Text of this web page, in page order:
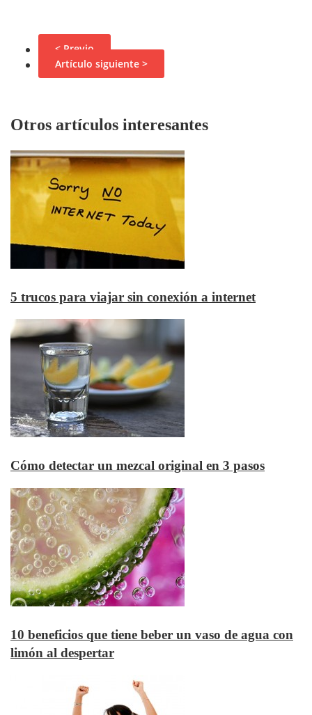
< Previo
Artículo siguiente >
Otros artículos interesantes
5 trucos para viajar sin conexión a internet
Cómo detectar un mezcal original en 3 pasos
10 beneficios que tiene beber un vaso de agua con
limón al despertar